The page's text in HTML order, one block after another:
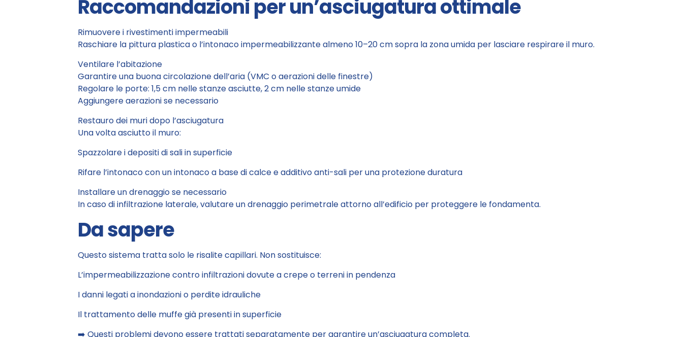
Raccomandazioni per un’asciugatura ottimale
Rimuovere i rivestimenti impermeabili
Raschiare la pittura plastica o l’intonaco impermeabilizzante almeno 10–20 cm sopra la zona umida per lasciare respirare il muro.
Ventilare l’abitazione
Garantire una buona circolazione dell’aria (VMC o aerazioni delle finestre)
Regolare le porte: 1,5 cm nelle stanze asciutte, 2 cm nelle stanze umide
Aggiungere aerazioni se necessario
Restauro dei muri dopo l’asciugatura
Una volta asciutto il muro:
Spazzolare i depositi di sali in superficie
Rifare l’intonaco con un intonaco a base di calce e additivo anti-sali per una protezione duratura
Installare un drenaggio se necessario
In caso di infiltrazione laterale, valutare un drenaggio perimetrale attorno all’edificio per proteggere le fondamenta.
Da sapere
Questo sistema tratta solo le risalite capillari. Non sostituisce:
L’impermeabilizzazione contro infiltrazioni dovute a crepe o terreni in pendenza
I danni legati a inondazioni o perdite idrauliche
Il trattamento delle muffe già presenti in superficie
➡️ Questi problemi devono essere trattati separatamente per garantire un’asciugatura completa.